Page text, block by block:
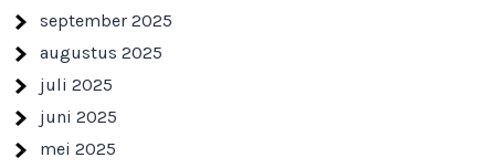
september 2025
augustus 2025
juli 2025
juni 2025
mei 2025